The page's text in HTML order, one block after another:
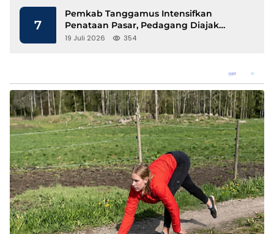
7
Pemkab Tanggamus Intensifkan
Penataan Pasar, Pedagang Diajak
Tempati Pasar Modern Talang Padang
19 Juli 2026 354